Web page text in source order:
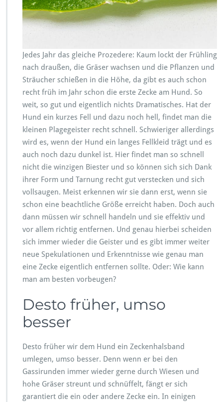
i
e
r
e
f
e
k
v
b
e
m
p
e
–
Z
e
c
d
e
n
r
Jedes Jahr das gleiche Prozedere: Kaum lockt der Frühling
nach draußen, die Gräser wachsen und die Pflanzen und
Sträucher schießen in die Höhe, da gibt es auch schon
recht früh im Jahr schon die erste Zecke am Hund. So
weit, so gut und eigentlich nichts Dramatisches. Hat der
Hund ein kurzes Fell und dazu noch hell, findet man die
kleinen Plagegeister recht schnell. Schwieriger allerdings
wird es, wenn der Hund ein langes Fellkleid trägt und es
auch noch dazu dunkel ist. Hier findet man so schnell
nicht die winzigen Biester und so können sich sich Dank
ihrer Form und Tarnung recht gut verstecken und sich
vollsaugen. Meist erkennen wir sie dann erst, wenn sie
schon eine beachtliche Größe erreicht haben. Doch auch
dann müssen wir schnell handeln und sie effektiv und
vor allem richtig entfernen. Und genau hierbei scheiden
sich immer wieder die Geister und es gibt immer weiter
neue Spekulationen und Erkenntnisse wie genau man
eine Zecke eigentlich entfernen sollte. Oder: Wie kann
man am besten vorbeugen?
Desto früher, umso
besser
Desto früher wir dem Hund ein Zeckenhalsband
umlegen, umso besser. Denn wenn er bei den
Gassirunden immer wieder gerne durch Wiesen und
hohe Gräser streunt und schnüffelt, fängt er sich
garantiert die ein oder andere Zecke ein. In einigen